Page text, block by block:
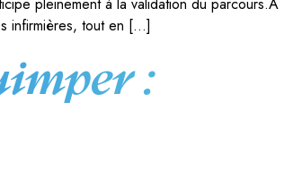
infirmières, tout en […]
: